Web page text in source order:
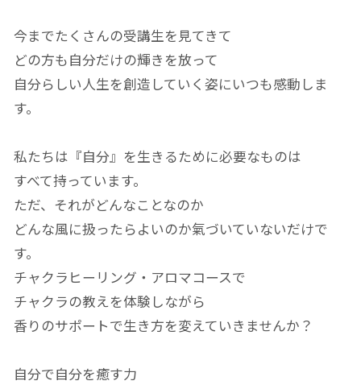
今までたくさんの受講生を見てきて
どの方も自分だけの輝きを放って
自分らしい人生を創造していく姿にいつも感動しま
す。
私たちは『自分』を生きるために必要なものは
すべて持っています。
ただ、それがどんなことなのか
どんな風に扱ったらよいのか氣づいていないだけで
す。
チャクラヒーリング・アロマコースで
チャクラの教えを体験しながら
香りのサポートで生き方を変えていきませんか？
自分で自分を癒す力